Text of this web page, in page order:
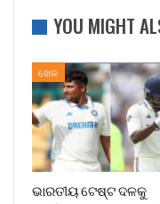
YOU MIGHT
ଖେଳ
ଭାରତୀୟ ଟେଷ୍ଟ ଦଳକୁ